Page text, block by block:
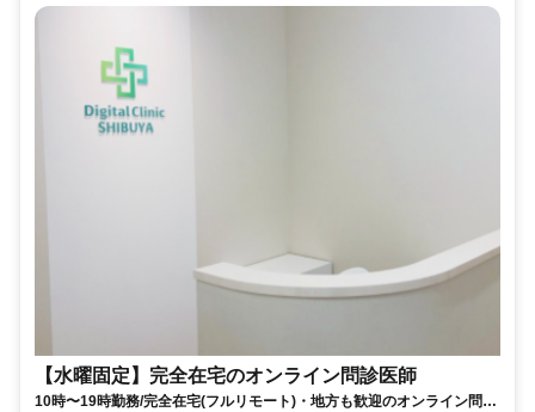
【水曜固定】完全在宅のオンライン問診医師
10時〜19時勤務/完全在宅(フルリモート)・地方も歓迎のオンライン問診